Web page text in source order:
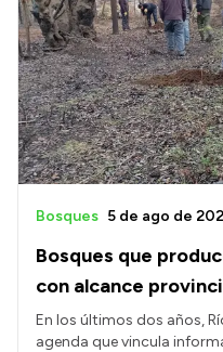
Bosques que
con alcance
Bosques 5 de ago de
En los últimos dos años,
agenda que vincula